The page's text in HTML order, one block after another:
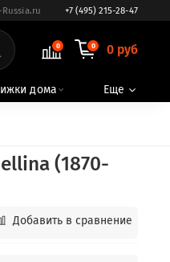
+7 (495) 215-28-47
0 0 0 руб
дома Еще
Добавить в сравнение
(1870-